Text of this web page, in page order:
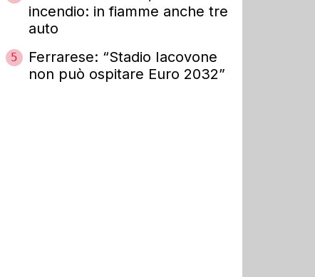
incendio: in fiamme anche tre
auto
5
Ferrarese: “Stadio Iacovone
non può ospitare Euro 2032”